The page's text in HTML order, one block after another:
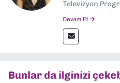
Televizyon
2024 senesinde
editörlük
Devam Et
Bunlar da ilginizi